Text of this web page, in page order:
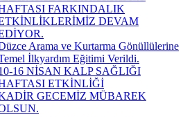
FARKINDALIK
DEVAM
Arama ve Kurtarma Gönüllülerine
İlkyardım Eğitimi Verildi.
16 NİSAN KALP SAĞLIĞI
ETKİNLİĞİ
GECEMİZ MÜBAREK